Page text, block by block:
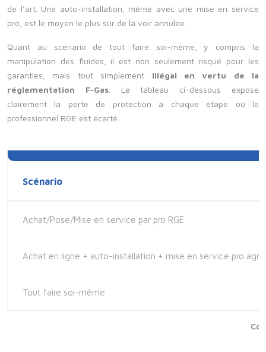
de l’art. Une auto-installation, même avec une mise en service
pro, est le moyen le plus sûr de la voir annulée.
Quant au scénario de tout faire soi-même, y compris la
manipulation des fluides, il est non seulement risqué pour les
garanties, mais tout simplement illégal en vertu de la
réglementation F-Gas. Le tableau ci-dessous expose
clairement la perte de protection à chaque étape où le
professionnel RGE est écarté.
Scénario
Achat/Pose/Mise en service par pro RGE
Achat en ligne + auto-installation + mise en service pro
Tout faire soi-même